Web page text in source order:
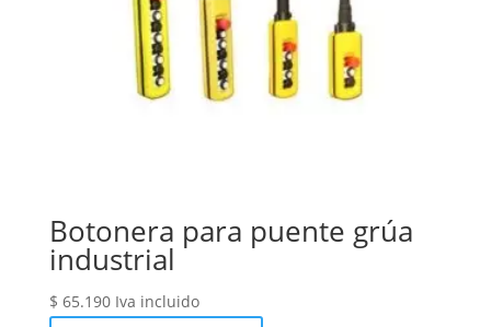
Botonera para puente grúa
industrial
$ 65.190 Iva incluido